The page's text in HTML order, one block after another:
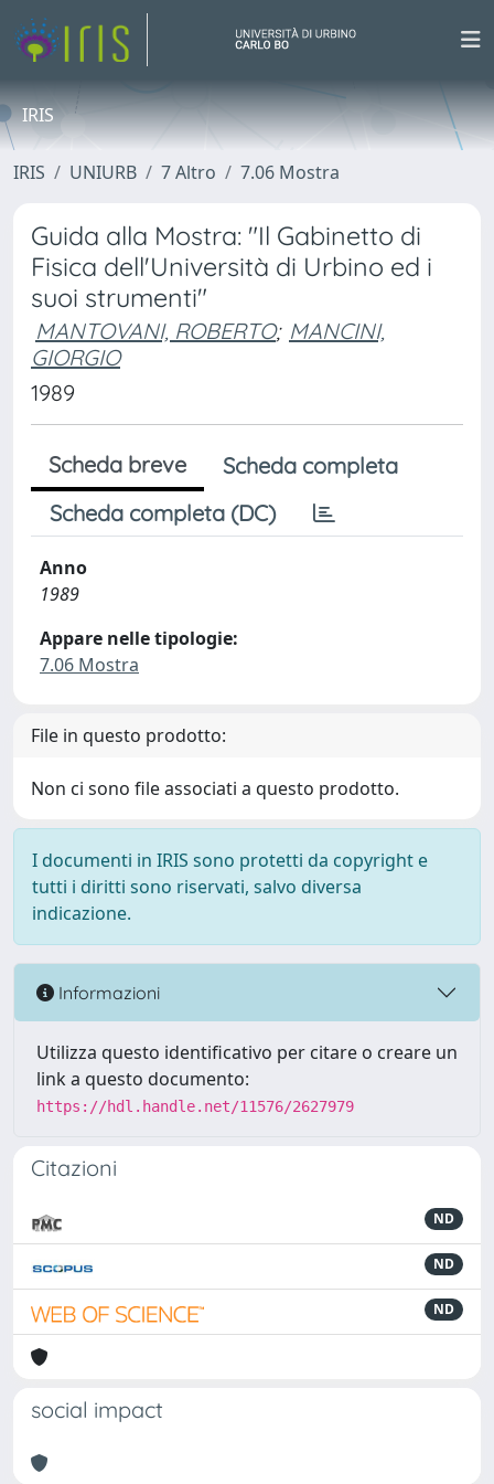
IRIS
IRIS UNIURB 7 Altro 7.06 Mostra
Guida alla Mostra: "Il Gabinetto di
Fisica dell'Università di Urbino ed i
suoi strumenti"
MANTOVANI, ROBERTO; MANCINI,
GIORGIO
1989
Scheda breve
Scheda completa
Scheda completa (DC)
Anno
1989
Appare nelle tipologie:
7.06 Mostra
File in questo prodotto:
Non ci sono file associati a questo prodotto.
I documenti in IRIS sono protetti da copyright e
tutti i diritti sono riservati, salvo diversa
indicazione.
Informazioni
Utilizza questo identificativo per citare o creare un
link a questo documento:
https://hdl.handle.net/11576/2627979
Citazioni
ND
ND
ND
social impact